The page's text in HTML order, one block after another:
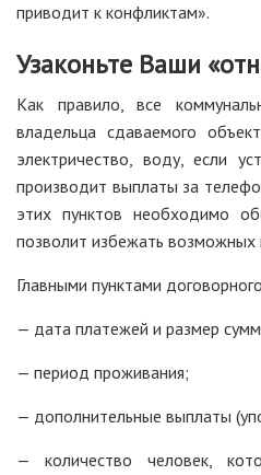
приводит к конфликтам».
Узаконьте Ваши
Как правило, все
владельца сдаваемого
электричество, воду, если
производит выплаты за
этих пунктов необходимо
позволит избежать возможных
Главными пунктами
— дата платежей и размер
— период проживания;
— дополнительные выплаты
— количество человек,